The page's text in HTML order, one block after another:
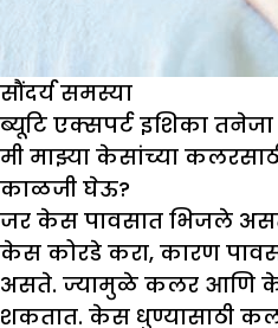
सौंदर्य समस्या
ब्यूटि एक्सपर्ट इशिका तनेजा
मी माझ् या केसांच्या
काळजी घेऊ?
जर केस पावसात भिजले
केस कोरडे करा, कारण
असते. ज्यामुळे कलर आणि
शकतात. केस धुण्यासाठी